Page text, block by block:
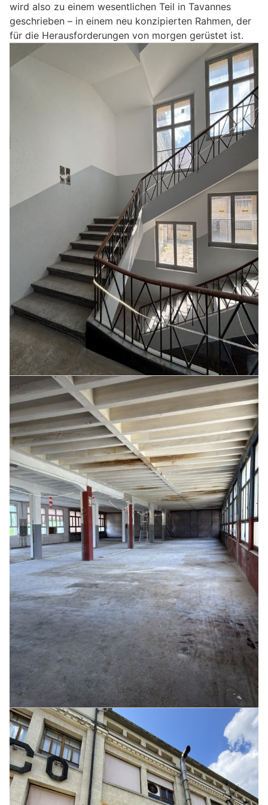
wird also zu einem wesentlichen Teil in Tavannes
geschrieben – in einem neu konzipierten Rahmen, der
für die Herausforderungen von morgen gerüstet ist.